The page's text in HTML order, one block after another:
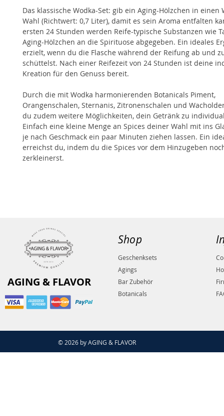
Das klassische Wodka-Set: gib ein Aging-Hölzchen in einen
Wahl (Richtwert: 0,7 Liter), damit es sein Aroma entfalten
ersten 24 Stunden werden Reife-typische Substanzen wie
Aging-Hölzchen an die Spirituose abgegeben. Ein ideales
erzielt, wenn du die Flasche während der Reifung ab und
schüttelst. Nach einer Reifezeit von 24 Stunden ist deine
Kreation für den Genuss bereit.
Durch die mit Wodka harmonierenden Botanicals Piment,
Orangenschalen, Sternanis, Zitronenschalen und
du zudem weitere Möglichkeiten, dein Getränk zu
Einfach eine kleine Menge an Spices deiner Wahl mit ins
je nach Geschmack ein paar Minuten ziehen lassen. Ein
erreichst du, indem du die Spices vor dem Hinzugeben
zerkleinerst.
AGING & FLAVOR
Shop
Geschenksets
Agings
Bar Zubehör
Botanicals
© 2026 by AGING & FLAVOR